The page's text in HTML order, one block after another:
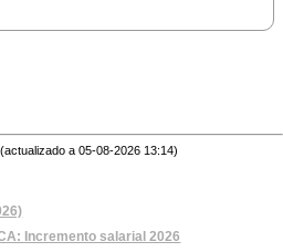
(actualizado a 05-08-2026 13:14)
Incremento salarial 2026